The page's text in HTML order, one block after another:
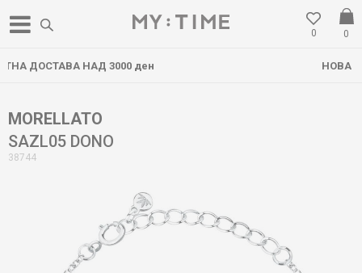
0
0
ден НОВА ЛОКАЦИЈА ВО
MORELLATO
SAZL05 DONO
38744